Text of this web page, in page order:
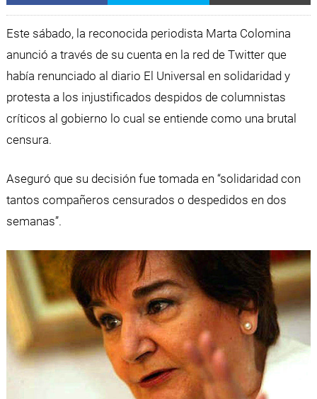
Este sábado, la reconocida periodista Marta Colomina
anunció a través de su cuenta en la red de Twitter que
había renunciado al diario El Universal en solidaridad y
protesta a los injustificados despidos de columnistas
críticos al gobierno lo cual se entiende como una brutal
censura.
Aseguró que su decisión fue tomada en “solidaridad con
tantos compañeros censurados o despedidos en dos
semanas”.